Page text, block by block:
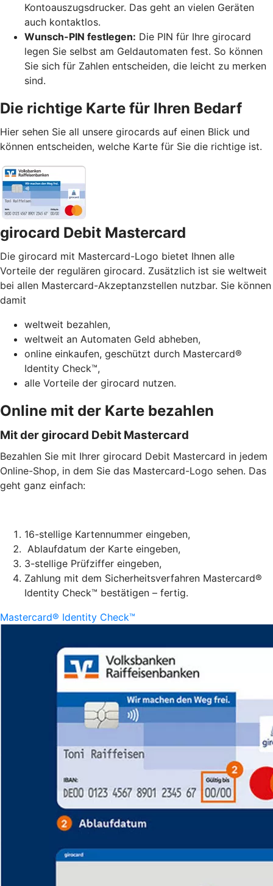
Kontoauszugsdrucker. Das geht an vielen Geräten
auch kontaktlos.
Wunsch-PIN festlegen: Die PIN für Ihre girocard
legen Sie selbst am Geldautomaten fest. So können
Sie sich für Zahlen entscheiden, die leicht zu merken
sind.
Die richtige Karte für Ihren Bedarf
Hier sehen Sie all unsere girocards auf einen Blick und
können entscheiden, welche Karte für Sie die richtige ist.
girocard Debit Mastercard
Die girocard mit Mastercard-Logo bietet Ihnen alle
Vorteile der regulären girocard. Zusätzlich ist sie weltweit
bei allen Mastercard-Akzeptanzstellen nutzbar. Sie können
damit
weltweit bezahlen,
weltweit an Automaten Geld abheben,
online einkaufen, geschützt durch Mastercard®
Identity Check™,
alle Vorteile der girocard nutzen.
Online mit der Karte bezahlen
Mit der girocard Debit Mastercard
Bezahlen Sie mit Ihrer girocard Debit Mastercard in jedem
Online-Shop, in dem Sie das Mastercard-Logo sehen. Das
geht ganz einfach:
16-stellige Kartennummer eingeben,
Ablaufdatum der Karte eingeben,
3-stellige Prüfziffer eingeben,
Zahlung mit dem Sicherheitsverfahren Mastercard®
Identity Check™ bestätigen – fertig.
Mastercard® Identity Check™